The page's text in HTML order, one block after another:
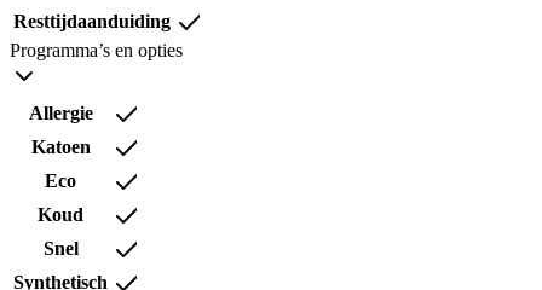
Resttijdaanduiding
Programma’s en opties
Allergie
Katoen
Eco
Koud
Snel
Synthetisch